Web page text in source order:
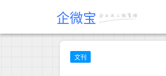
企微宝
文刊